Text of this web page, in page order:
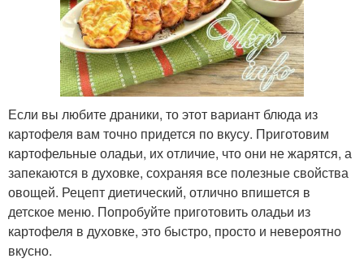
Если вы любите драники, то этот вариант блюда из
картофеля вам точно придется по вкусу. Приготовим
картофельные оладьи, их отличие, что они не жарятся, а
запекаются в духовке, сохраняя все полезные свойства
овощей. Рецепт диетический, отлично впишется в
детское меню. Попробуйте приготовить оладьи из
картофеля в духовке, это быстро, просто и невероятно
вкусно.